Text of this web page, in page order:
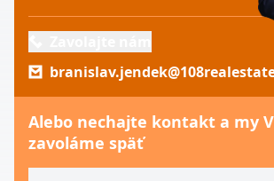
Alebo nechajte kontakt a my
zavoláme späť